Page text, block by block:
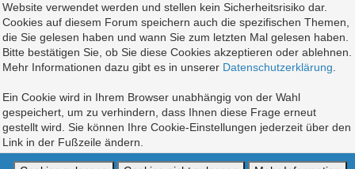
Website verwendet werden und stellen kein Sicherheitsrisiko dar.
Cookies auf diesem Forum speichern auch die spezifischen Themen,
die Sie gelesen haben und wann Sie zum letzten Mal gelesen haben.
Bitte bestätigen Sie, ob Sie diese Cookies akzeptieren oder ablehnen.
Mehr Informationen dazu gibt es in unserer Datenschutzerklärung
Ein Cookie wird in Ihrem Browser unabhängig von der Wahl
gespeichert, um zu verhindern, dass Ihnen diese Frage erneut
gestellt wird. Sie können Ihre Cookie-Einstellungen jederzeit über den
Link in der Fußzeile ändern.